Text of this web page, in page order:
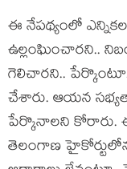
ఈ నేప‌థ్యంలో
ఉల్లంఘించార‌ని..
గెలిచార‌ని..
చేశారు. ఆయ‌న
పేర్కొనాల‌ని కోరారు.
తెలంగాణ